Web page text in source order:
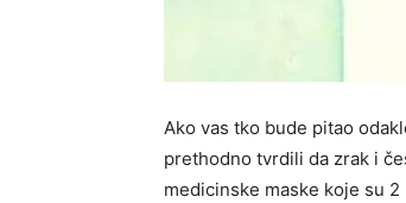
Ako vas tko bude pitao
prethodno tvrdili da zrak i
medicinske maske koje su